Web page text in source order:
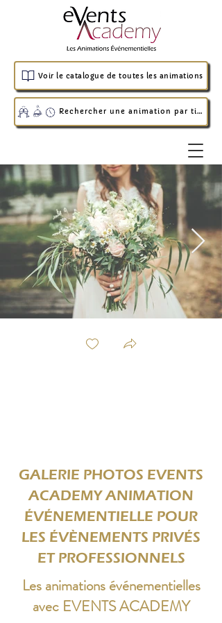
Rechercher une animation par timing
Voir le catalogue de toutes les animations
GALERIE PHOTOS EVENTS
ACADEMY ANIMATION
ÉVÉNEMENTIELLE POUR
LES ÉVÈNEMENTS PRIVÉS
ET PROFESSIONNELS
Les animations événementielles
avec EVENTS ACADEMY